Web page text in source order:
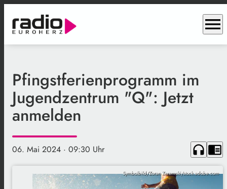
menu
Pfingstferienprogramm im
Jugendzentrum "Q": Jetzt
anmelden
06. Mai 2024 · 09:30 Uhr headphones chrome_reader_mode
Symbolbild/Zoran Zeremski/stock.adobe.com